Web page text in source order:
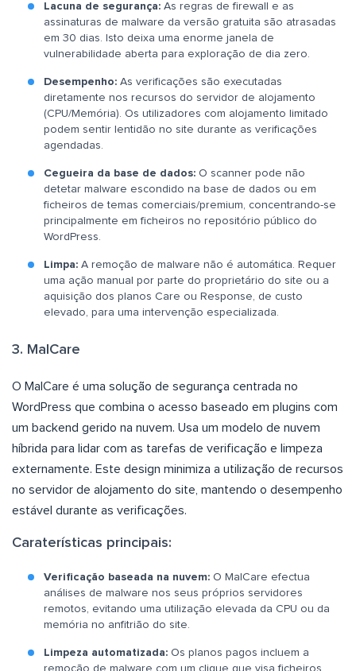
Lacuna de segurança: As regras de firewall e as
assinaturas de malware da versão gratuita são atrasadas
em 30 dias. Isto deixa uma enorme janela de
vulnerabilidade aberta para exploração de dia zero.
Desempenho: As verificações são executadas
diretamente nos recursos do servidor de alojamento
(CPU/Memória). Os utilizadores com alojamento limitado
podem sentir lentidão no site durante as verificações
agendadas.
Cegueira da base de dados: O scanner pode não
detetar malware escondido na base de dados ou em
ficheiros de temas comerciais/premium, concentrando-se
principalmente em ficheiros no repositório público do
WordPress.
Limpa: A remoção de malware não é automática. Requer
uma ação manual por parte do proprietário do site ou a
aquisição dos planos Care ou Response, de custo
elevado, para uma intervenção especializada.
3. MalCare
O MalCare é uma solução de segurança centrada no
WordPress que combina o acesso baseado em plugins com
um backend gerido na nuvem. Usa um modelo de nuvem
híbrida para lidar com as tarefas de verificação e limpeza
externamente. Este design minimiza a utilização de recursos
no servidor de alojamento do site, mantendo o desempenho
estável durante as verificações.
Caraterísticas principais:
Verificação baseada na nuvem: O MalCare efectua
análises de malware nos seus próprios servidores
remotos, evitando uma utilização elevada da CPU ou da
memória no anfitrião do site.
Limpeza automatizada: Os planos pagos incluem a